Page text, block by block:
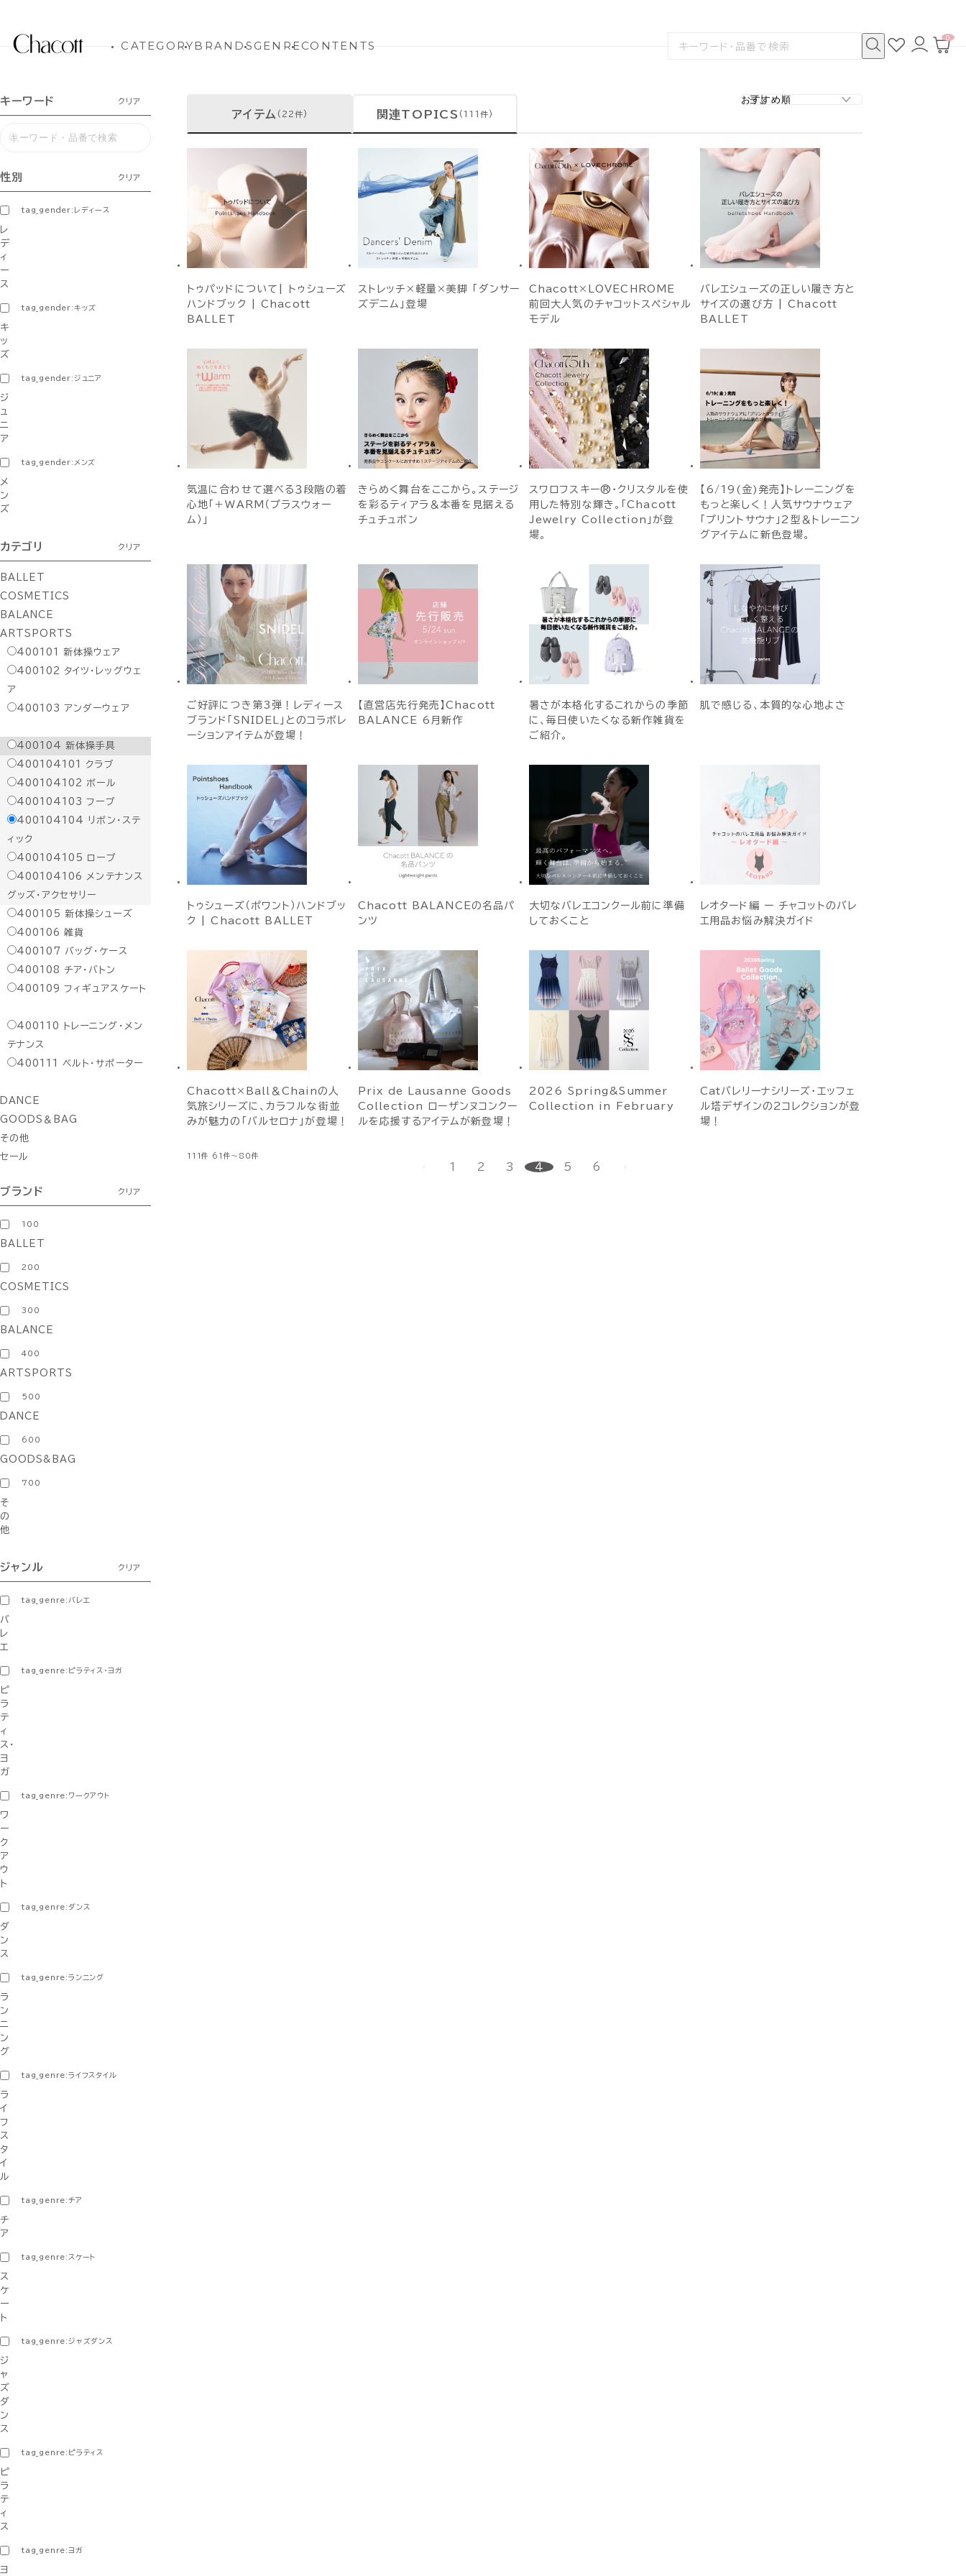
CATEGORYBRANDSGENRECONTENTS
検
お
気
ロ
グ
カ
0
キーワード クリア
性別 クリア
tag_gender:レディース
レ
デ
ィ
ー
ス
tag_gender:キッズ
キ
ッ
ズ
tag_gender:ジュニア
ジ
ュ
ニ
ア
tag_gender:メンズ
メ
ン
ズ
カテゴリ クリア
BALLET
COSMETICS
BALANCE
ARTSPORTS
400101
新体操ウェア
400102 タイツ・レッグウェ
ア
400103 アンダーウェア
400104 新体操手具
400104101
クラブ
400104102
ボール
400104103 フープ
400104104
リボン・ステ
ィック
400104105
ロープ
400104106
メンテナンス
グッズ・アクセサリー
400105 新体操シューズ
400106 雑貨
400107
バッグ・ケース
400108
チア・バトン
400109 フィギュアスケート
400110
トレーニング・メン
テナンス
400111
ベルト・サポーター
DANCE
GOODS＆BAG
その他
セール
ブランド クリア
100
BALLET
200
COSMETICS
300
BALANCE
400
ARTSPORTS
500
DANCE
600
GOODS&BAG
700
そ
の
他
ジャンル クリア
tag_genre:バレエ
バ
レ
エ
tag_genre:ピラティス・ヨガ
ピ
ラ
テ
ィ
ス・
ヨ
ガ
tag_genre:ワークアウト
ワ
ー
ク
ア
ウ
ト
tag_genre:ダンス
ダ
ン
ス
tag_genre:ランニング
ラ
ン
ニ
ン
グ
tag_genre:ライフスタイル
ラ
イ
フ
ス
タ
イ
ル
tag_genre:チア
チ
ア
tag_genre:スケート
ス
ケ
ー
ト
tag_genre:ジャズダンス
ジ
ャ
ズ
ダ
ン
ス
tag_genre:ピラティス
ピ
ラ
テ
ィ
ス
tag_genre:ヨガ
ヨ
アイテム (22件) 関連TOPICS (111件)
トゥパッドについて| トゥシューズ
ハンドブック | Chacott
BALLET
ストレッチ×軽量×美脚 「ダンサー
ズデニム」登場
Chacott×LOVECHROME
前回大人気のチャコットスペシャル
モデル
バレエシューズの正しい履き方と
サイズの選び方 | Chacott
BALLET
気温に合わせて選べる３段階の着
心地「＋WARM（プラスウォー
ム）」
きらめく舞台をここから。ステージ
を彩るティアラ＆本番を見据える
チュチュボン
スワロフスキー®・クリスタルを使
用した特別な輝き。「Chacott
Jewelry Collection」が登
場。
【6/19(金)発売】トレーニングを
もっと楽しく！人気サウナウェア
「プリントサウナ」2型＆トレーニン
グアイテムに新色登場。
ご好評につき第3弾！レディース
ブランド「SNIDEL」とのコラボレ
ーションアイテムが登場！
【直営店先行発売】Chacott
BALANCE 6月新作
暑さが本格化するこれからの季節
に、毎日使いたくなる新作雑貨を
ご紹介。
肌で感じる、本質的な心地よさ
トゥシューズ（ポワント）ハンドブッ
ク | Chacott BALLET
Chacott BALANCEの名品パ
ンツ
大切なバレエコンクール前に準備
しておくこと
レオタード編 ー チャコットのバレ
エ用品お悩み解決ガイド
Chacott×Ball＆Chainの人
気旅シリーズに、カラフルな街並
みが魅力の「バルセロナ」が登場！
Prix de Lausanne Goods
Collection ローザンヌコンクー
ルを応援するアイテムが新登場！
2026 Spring&Summer
Collection in February
Catバレリーナシリーズ・エッフェ
ル塔デザインの2コレクションが登
場！
111件 61件～80件
1 2 3 4 5 6